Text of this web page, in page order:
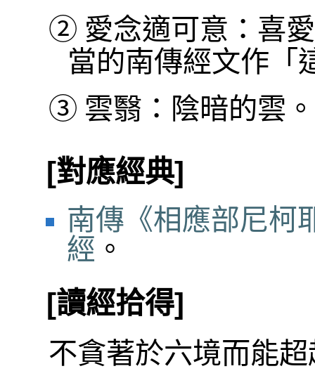
② 愛念適可意：喜
當的南傳經文作「
③ 雲翳：陰暗的雲。
[對應經典]
南傳《相應部尼柯
經 。
[讀經拾得]
不貪著於六境而能